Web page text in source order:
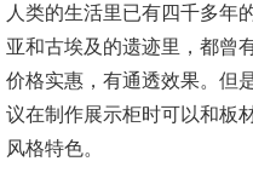
人类的生活里已有四千多年
亚和古埃及的遗迹里，都曾
价格实惠，有通透效果。但
议在制作展示柜时可以和板
风格特色。